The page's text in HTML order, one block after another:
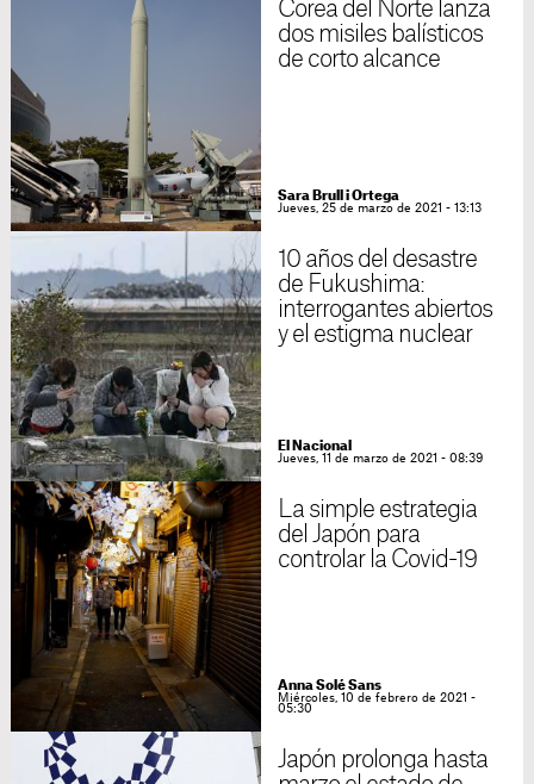
Corea del Norte lanza
dos misiles balísticos
de corto alcance
Sara Brull i Ortega
Jueves, 25 de marzo de 2021 - 13:13
10 años del desastre
de Fukushima:
interrogantes abiertos
y el estigma nuclear
El Nacional
Jueves, 11 de marzo de 2021 - 08:39
La simple estrategia
del Japón para
controlar la Covid-19
Anna Solé Sans
Miércoles, 10 de febrero de 2021 -
05:30
Japón prolonga hasta